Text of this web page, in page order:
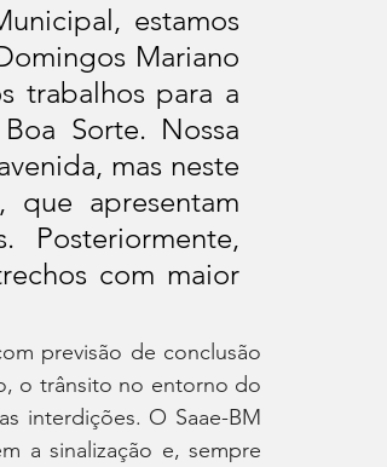
estamos
Mariano
trabalhos para a
Sorte. Nossa
mas neste
que apresentam
Posteriormente,
com maior
previsão de conclusão
o trânsito no entorno do
interdições. O Saae-BM
a sinalização e, sempre